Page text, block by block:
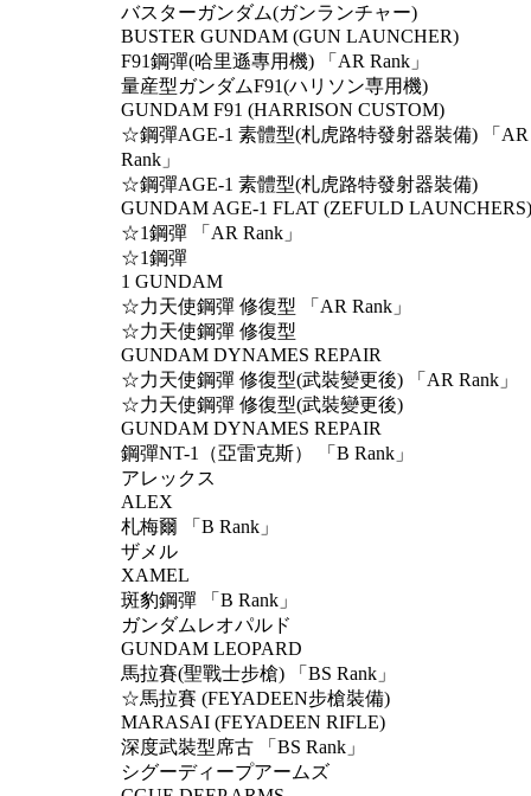
バスターガンダム(ガンランチャー)
BUSTER GUNDAM (GUN LAUNCHER)
F91鋼彈(哈里遜專用機) 「AR Rank」
量産型ガンダムF91(ハリソン専用機)
GUNDAM F91 (HARRISON CUSTOM)
☆鋼彈AGE-1 素體型(札虎路特發射器裝備) 「AR
Rank」
☆鋼彈AGE-1 素體型(札虎路特發射器裝備)
GUNDAM AGE-1 FLAT (ZEFULD LAUNCHERS)
☆1鋼彈 「AR Rank」
☆1鋼彈
1 GUNDAM
☆力天使鋼彈 修復型 「AR Rank」
☆力天使鋼彈 修復型
GUNDAM DYNAMES REPAIR
☆力天使鋼彈 修復型(武裝變更後) 「AR Rank」
☆力天使鋼彈 修復型(武裝變更後)
GUNDAM DYNAMES REPAIR
鋼彈NT-1（亞雷克斯） 「B Rank」
アレックス
ALEX
札梅爾 「B Rank」
ザメル
XAMEL
斑豹鋼彈 「B Rank」
ガンダムレオパルド
GUNDAM LEOPARD
馬拉賽(聖戰士步槍) 「BS Rank」
☆馬拉賽 (FEYADEEN步槍裝備)
MARASAI (FEYADEEN RIFLE)
深度武裝型席古 「BS Rank」
シグーディープアームズ